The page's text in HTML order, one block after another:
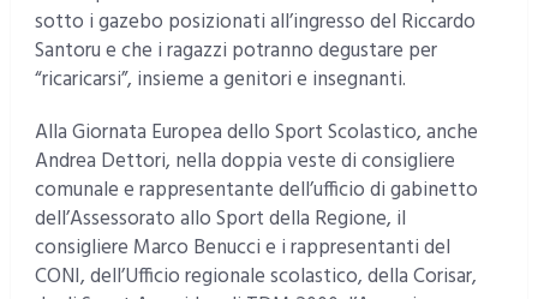
sotto i gazebo posizionati all’ingresso del Riccardo
Santoru e che i ragazzi potranno degustare per
“ricaricarsi”, insieme a genitori e insegnanti.
Alla Giornata Europea dello Sport Scolastico, anche
Andrea Dettori, nella doppia veste di consigliere
comunale e rappresentante dell’ufficio di gabinetto
dell’Assessorato allo Sport della Regione, il
consigliere Marco Benucci e i rappresentanti del
CONI, dell’Ufficio regionale scolastico, della Corisar,